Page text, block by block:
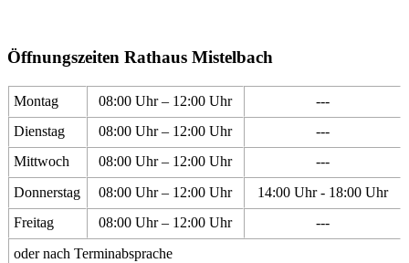
Öffnungszeiten Rathaus Mistelbach
Montag 08:00 Uhr – 12:00 Uhr
---
Dienstag
08:00 Uhr – 12:00 Uhr
---
Mittwoch
08:00 Uhr – 12:00 Uhr
---
Donnerstag
08:00 Uhr – 12:00 Uhr
14:00 Uhr - 18:00 Uhr
Freitag
08:00 Uhr – 12:00 Uhr
---
oder nach Terminabsprache